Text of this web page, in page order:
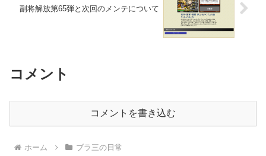
副将解放第65弾と次回のメンテについて
コメント
コメントを書き込む
ホーム ブラ三の日常